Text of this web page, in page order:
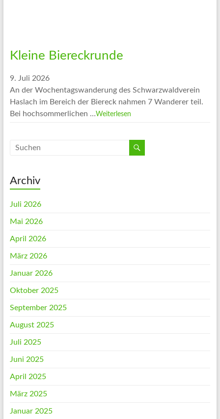
Kleine Biereckrunde
9. Juli 2026
An der Wochentagswanderung des Schwarzwaldverein
Haslach im Bereich der Biereck nahmen 7 Wanderer teil.
Bei hochsommerlichen …Weiterlesen
Archiv
Juli 2026
Mai 2026
April 2026
März 2026
Januar 2026
Oktober 2025
September 2025
August 2025
Juli 2025
Juni 2025
April 2025
März 2025
Januar 2025